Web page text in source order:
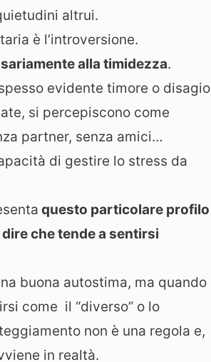
altrui.
è l’introversione.
alla timidezza.
evidente timore o disagio
si percepiscono come
partner, senza amici…
di gestire lo stress da
questo particolare profilo
che tende a sentirsi
buona autostima, ma quando
come il “diverso” o lo
non è una regola e,
in realtà.